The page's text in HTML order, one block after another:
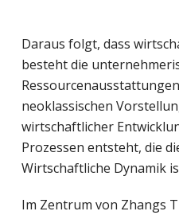
Daraus folgt, dass
besteht die
neoklassischen
wirtschaftlicher
Prozessen entsteht, die
Wirtschaftliche Dynamik
Im Zentrum von Zhangs